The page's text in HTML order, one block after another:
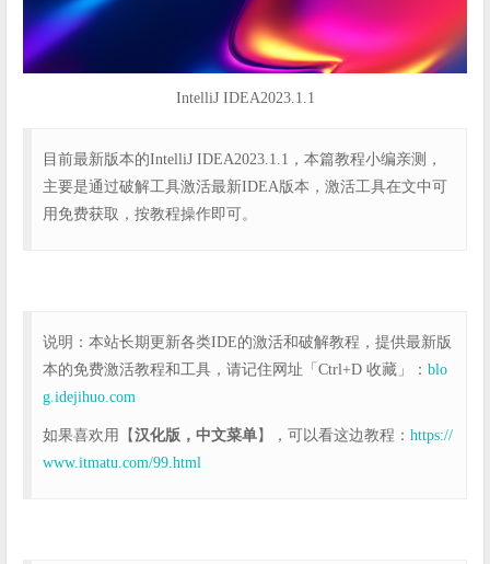
IntelliJ IDEA2023.1.1
目前最新版本的IntelliJ IDEA2023.1.1，本篇教程小编亲测，
主要是通过破解工具激活最新IDEA版本，激活工具在文中可
用免费获取，按教程操作即可。
说明：本站长期更新各类IDE的激活和破解教程，提供最新版
本的免费激活教程和工具，请记住网址「Ctrl+D 收藏」： blo
g.idejihuo.com
如果喜欢用【汉化版，中文菜单】，可以看这边教程： https://
www.itmatu.com/99.html